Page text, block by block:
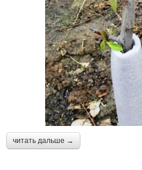
читать дальше →